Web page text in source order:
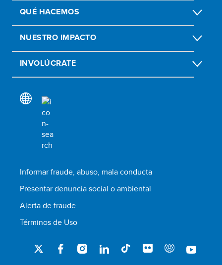
QUÉ HACEMOS
NUESTRO IMPACTO
INVOLÚCRATE
Informar fraude, abuso, mala conducta
Presentar denuncia social o ambiental
Alerta de fraude
Términos de Uso